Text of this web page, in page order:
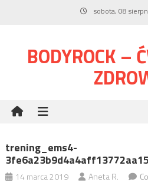
sobota, 08
BODYROCK –
trening_ems4-
14 marca 2019 Aneta R.